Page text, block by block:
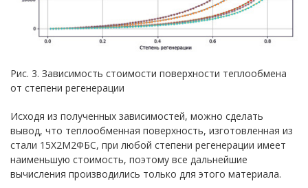
Рис. 3. Зависимость стоимости поверхности теплообмена
от степени регенерации
Исходя из полученных зависимостей, можно сделать
вывод, что теплообменная поверхность, изготовленная из
стали 15Х2М2ФБС, при любой степени регенерации имеет
наименьшую стоимость, поэтому все дальнейшие
вычисления производились только для этого материала.